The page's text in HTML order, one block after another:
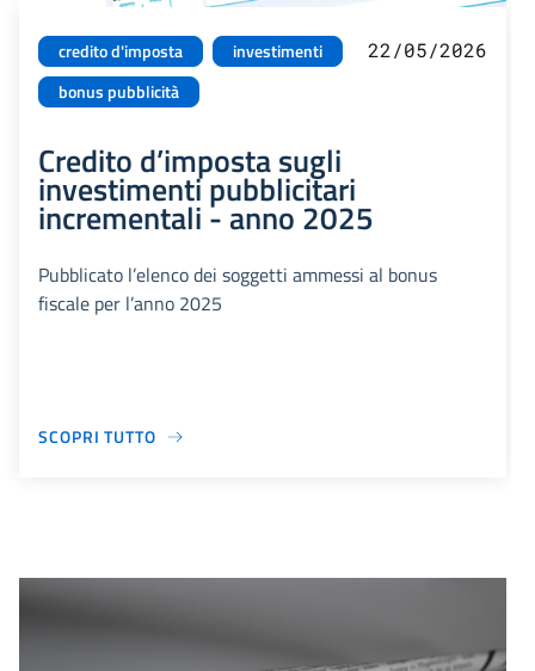
credito d'imposta
investimenti
bonus pubblicità
22/05/2026
Credito d’imposta sugli
investimenti pubblicitari
incrementali - anno 2025
Pubblicato l’elenco dei soggetti ammessi al bonus
fiscale per l’anno 2025
SCOPRI TUTTO